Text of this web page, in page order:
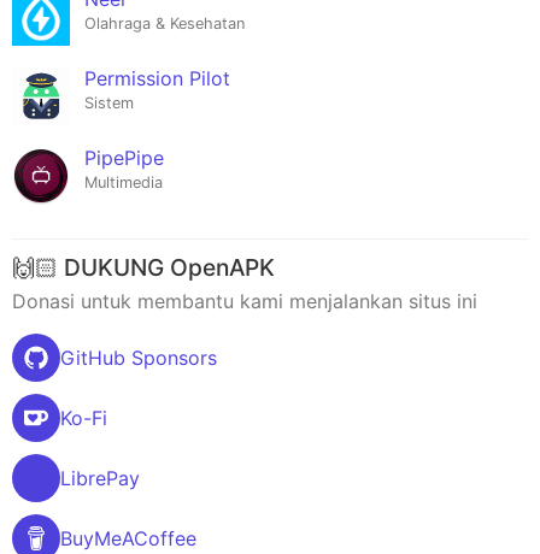
Olahraga & Kesehatan
Permission Pilot
Sistem
PipePipe
Multimedia
🙌🏻 DUKUNG OpenAPK
Donasi untuk membantu kami menjalankan situs ini
GitHub Sponsors
Ko-Fi
LibrePay
BuyMeACoffee